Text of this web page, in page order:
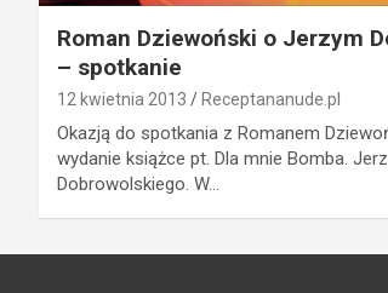
Roman Dziewoński o Jerzym
– spotkanie
12 kwietnia 2013 Receptananude.pl
Okazją do spotkania z Romanem
wydanie książce pt. Dla mnie Bomba.
Dobrowolskiego. W…